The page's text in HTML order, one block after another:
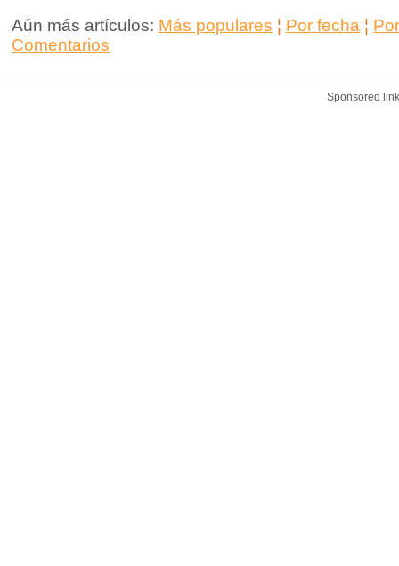
Aún más artículos: Más populares ¦ Por fecha ¦
Comentarios
Sponsored